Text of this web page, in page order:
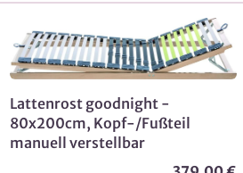
Lattenrost goodnight -
80x200cm, Kopf-/Fußteil
manuell verstellbar